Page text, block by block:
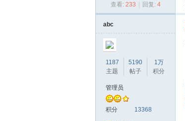
查看: 233 回复: 4
abc
1187
主题
5190
帖子
1万
积分
管理员
积分 13368